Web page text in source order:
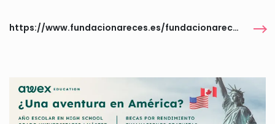
https://www.fundacionareces.es/fundacionareces/es/convocatorias/xxii-concurso-nacional-para-la-adjudicacion-de-ayudas-a-la-investigacion-en-ciencias-de-la-vida-y-de-la-materia.html